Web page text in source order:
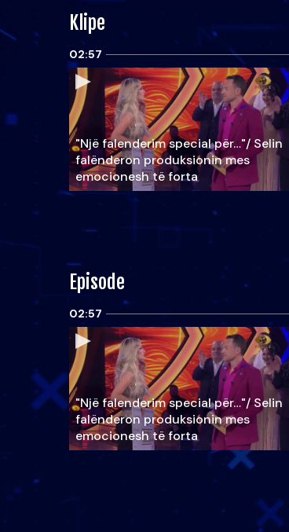
Klipe
02:57
"Një falenderim special për…"/ Selin
falënderon produksionin mes
emocionesh të forta
Episode
02:57
"Një falenderim special për…"/ Selin
falënderon produksionin mes
emocionesh të forta